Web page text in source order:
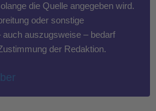
die Quelle angegeben wird.
oder sonstige
auszugsweise – bedarf
der Redaktion.